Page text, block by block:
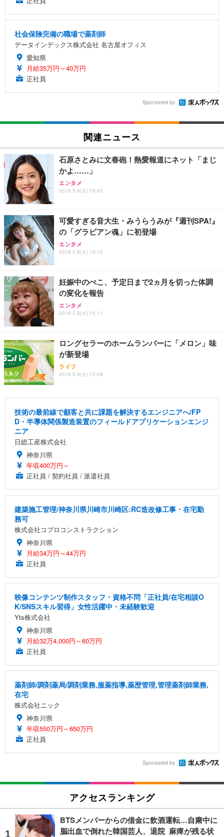
社会保険完備の職場で薬剤師
データインデックス株式会社 名古屋オフィス
愛知県
月給35万円～40万円
正社員
Sponsored by
関連ニュース
石原さとみに文春砲！熱愛報道にネット「まじ
かよ……」
エンタメ
2018.5.8(火) 18:42
可愛すぎる音大生・みうらうみが『週刊SPA!』
の「グラビアン魂」に初登場
エンタメ
2018.5.8(火) 18:16
妊娠中のぺこ、予定日まで2ヵ月を切った体調
の変化を報告
エンタメ
2018.5.8(火) 16:11
ロングセラーのホームランバーに「メロン」味
が新登場
ライフ
2018.5.8(火) 15:08
技術の最前線で顧客と共に課題を解決するエンジニアへ/FP
D・半導体関係製造装置のフィールドアプリケーションエンジ
ニア
日総工産株式会社
神奈川県
年収400万円～
正社員 / 契約社員 / 派遣社員
建築施工管理/神奈川県川崎市川崎区:RC造改修工事・在宅勤
務可
株式会社コプロコンストラクション
神奈川県
月給34万円～44万円
正社員
映像コンテンツ制作スタッフ・資格不問「正社員/在宅相談O
K/SNSスキル習得」女性活躍中・未経験歓迎
Yts株式会社
神奈川県
月給32万4,000円～60万円
正社員
薬剤師/調剤薬局/調剤業務,服薬指導,薬歴管理,管理薬剤師業務,
在宅
株式会社ニック
神奈川県
年収550万円～650万円
正社員
Sponsored by
アクセスランキング
BTSメンバーからの借金に飲酒運転…自粛中に
脳出血で倒れた韓国芸人、退院 麻痺が残る状